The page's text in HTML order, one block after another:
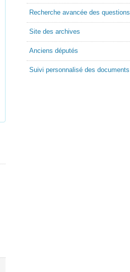
Recherche avancée des questions
Site des archives
Anciens députés
Suivi personnalisé des documents